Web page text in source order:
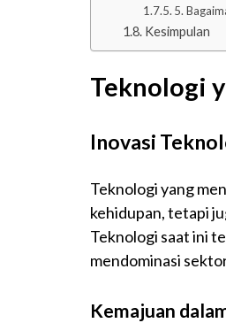
5.
Kesimpulan
Teknologi
Inovasi
Teknologi yang
kehidupan, tetapi
Teknologi saat ini
mendominasi
Kemajuan